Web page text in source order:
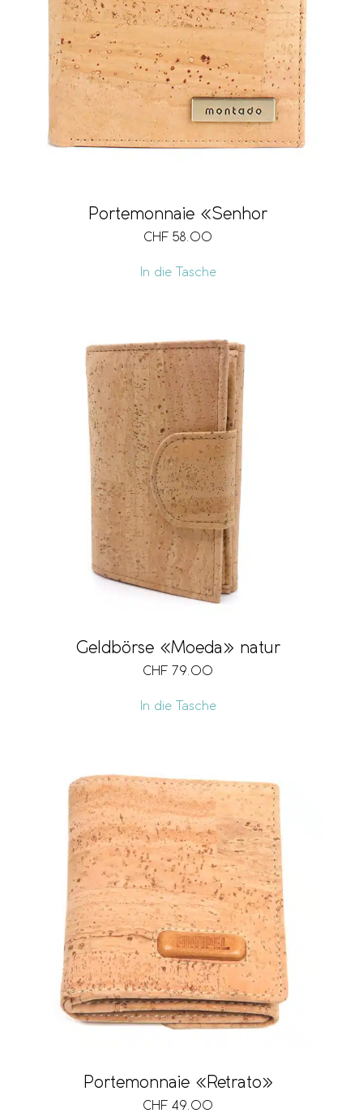
Portemonnaie «Senhor
CHF 58.00
In die Tasche
Geldbörse «Moeda» natur
CHF 79.00
In die Tasche
Portemonnaie «Retrato»
CHF 49.00